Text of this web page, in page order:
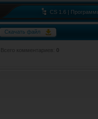
CS 1.6 |
Скачать файл
Всего комментариев : 0